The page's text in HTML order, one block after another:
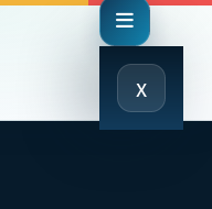
x
Close
Menu